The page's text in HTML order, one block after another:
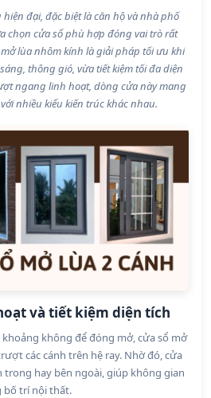
đại, đặc biệt là căn hộ và nhà phố
chọn cửa sổ phù hợp đóng vai trò rất
lùa nhôm kính là giải pháp tối ưu khi
thông gió, vừa tiết kiệm tối đa diện
ngang linh hoạt, dòng cửa này mang
nhiều kiểu kiến trúc khác nhau.
và tiết kiệm diện tích
khoảng không để đóng mở, cửa sổ mở
các cánh trên hệ ray. Nhờ đó, cửa
trong hay bên ngoài, giúp không gian
bố trí nội thất.